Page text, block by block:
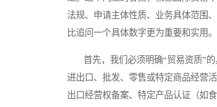
法规、申请主体性质、业务具体范围
比追问一个具体数字更为重要和实用。
首先，我们必须明确“贸易资质”的
进出口、批发、零售或特定商品经营
出口经营权备案、特定产品认证（如